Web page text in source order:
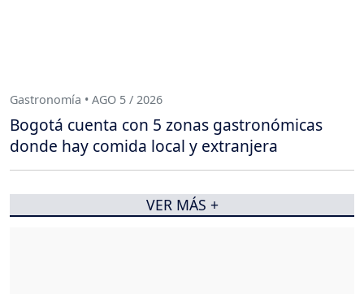
Gastronomía • AGO 5 / 2026
Bogotá cuenta con 5 zonas gastronómicas
donde hay comida local y extranjera
VER MÁS +